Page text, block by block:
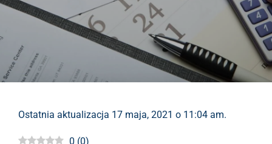
Ostatnia aktualizacja 17 maja, 2021 o 11:04 am.
0 (0)